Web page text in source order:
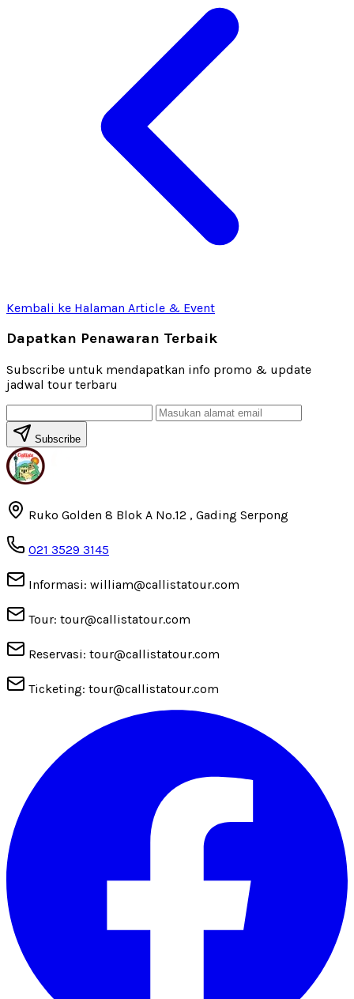
Kembali ke Halaman Article & Event
Dapatkan Penawaran Terbaik
Subscribe untuk mendapatkan info promo & update
jadwal tour terbaru
Subscribe
Ruko Golden 8 Blok A No.12 , Gading Serpong
021 3529 3145
Informasi: william@callistatour.com
Tour: tour@callistatour.com
Reservasi: tour@callistatour.com
Ticketing: tour@callistatour.com